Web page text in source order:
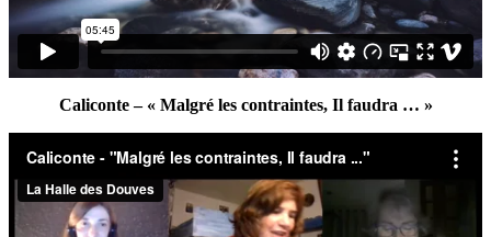
Caliconte – « Malgré les contraintes, Il faudra … »